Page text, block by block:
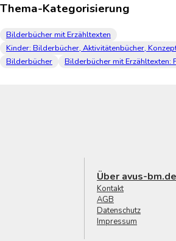
Thema-Kategorisierung
Bilderbücher mit Erzähltexten
Kinder: Bilderbücher, Aktivitätenbücher,
Bilderbücher
Bilderbücher mit Erzähltexten:
Über avus-bm.de
Kontakt
AGB
Datenschutz
Impressum